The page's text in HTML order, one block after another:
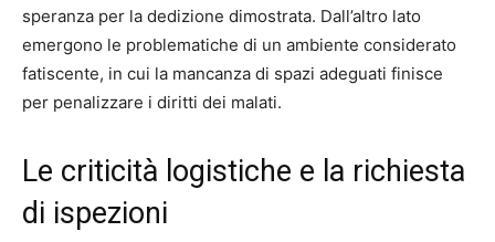
speranza per la dedizione dimostrata. Dall’altro lato
emergono le problematiche di un ambiente considerato
fatiscente, in cui la mancanza di spazi adeguati finisce
per penalizzare i diritti dei malati.
Le criticità logistiche e la richiesta
di ispezioni